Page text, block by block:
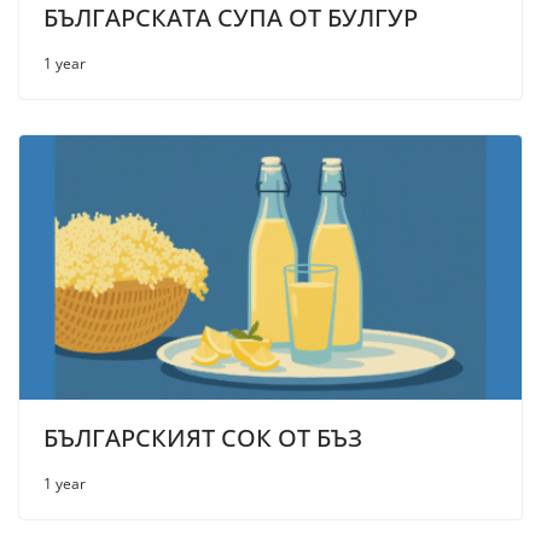
БЪЛГАРСКАТА СУПА ОТ БУЛГУР
1 year
БЪЛГАРСКИЯТ СОК ОТ БЪЗ
1 year